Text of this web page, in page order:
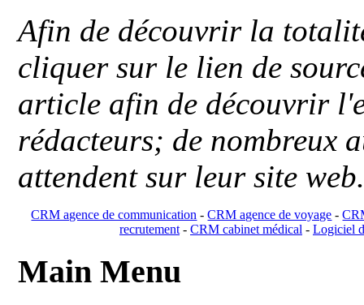
Afin de découvrir la
cliquer sur le lien de
article afin de découvrir
rédacteurs; de nombreux
attendent sur leur site
CRM agence de communication -CRM agence de voyage -
recrutement- CRM cabinet médical- Logiciel
Main Menu